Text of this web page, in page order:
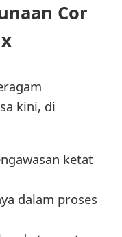
Cor
kini, di
ketat
dalam proses